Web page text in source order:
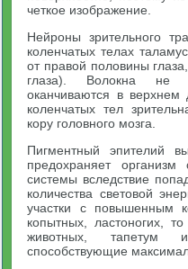
четкое изображение.
Нейроны зрительного
коленчатых телах
от правой половины
глаза). Волокна не
оканчиваются в верхнем
коленчатых тел
кору головного мозга.
Пигментный эпителий
предохраняет
системы вследствие
количества световой
участки с повышенным
копытных, ластоногих,
животных, тапетум
способствующие